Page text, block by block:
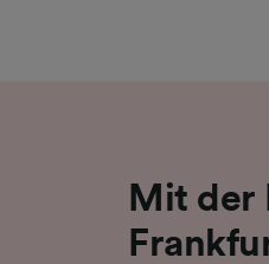
Mit der